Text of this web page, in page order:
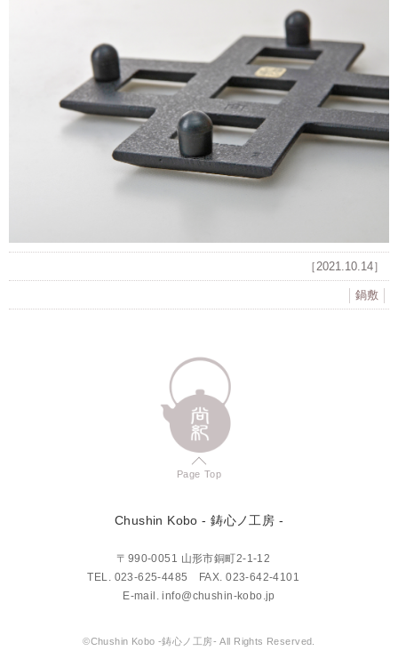
［2021.10.14］
鍋敷
Page Top
Chushin Kobo - 鋳心ノ工房 -
〒990-0051 山形市銅町2-1-12
TEL. 023-625-4485
FAX. 023-642-4101
E-mail.info@chushin-kobo.jp
©Chushin Kobo -鋳心ノ工房- All Rights Reserved.